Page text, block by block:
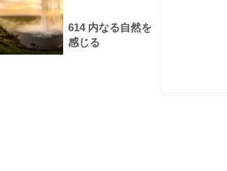
614 内なる自然を
感じる